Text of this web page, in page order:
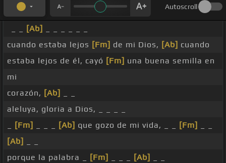
Autoscroll
[Ab]
cuando estaba lejos [Fm] de mi Dios, [Ab] cuando
estaba lejos de él, cayó [Fm] una buena semilla en
mi
corazón, [Ab]
aleluya, gloria a Dios, _ _ _ _
[Fm] [Ab] que gozo de mi vida, _ _ [Fm]
[Ab]
porque la palabra _
[Fm] [Ab]